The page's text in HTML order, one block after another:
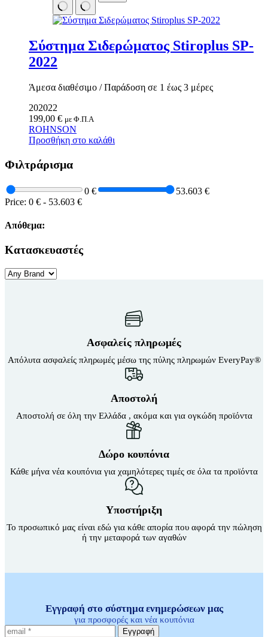
Κανάτες
Κούνιες Παιδικές
Κούπες
Μαξιλάρια Αιώρας
Μπουκάλια
Σκηνές 2-3 Ατόμων
Σκηνές Pop up
Υπνόσακοι
Υπόστεγο Αντιηλιακό
Χημικά Υγρά
Χημικές Τουαλέτες
Ψυγεία
Ψυγειοτσάντες
Γυαλάκια Πισίνας
Ζώνες Πλεύσης
Μάσκες
Μαχαίρια Κατάδυσης
Σανίδες Κολύμβησης
Σετ Μάσκα-Αναπνευστήρας
Σημαδούρα
Στολές Κατάδυσης
Υποδήματα Θαλάσσης
Υποδήματα Παράλιας
Ψαροτούφεκα
Είδη Ορειβασίας
Μπαστούνια
Στρατιωτικά Είδη
Επιγονατίδες
Φούμο
Σύστημα Σιδερώματος Stiroplus SP-
2022
Άμεσα διαθέσιμο / Παράδοση σε 1 έως 3 μέρες
202022
199,00 € με Φ.Π.Α
ROHNSON
Προσθήκη στο καλάθι
Φιλτράρισμα
0 €
53.603 €
Price: 0 € - 53.603 €
Απόθεμα:
Κατασκευαστές
Ασφαλείς πληρωμές
Απόλυτα ασφαλείς πληρωμές μέσω της πύλης πληρωμών EveryPay®
Αποστολή
Αποστολή σε όλη την Ελλάδα , ακόμα και για ογκώδη προϊόντα
Δώρο κουπόνια
Κάθε μήνα νέα κουπόνια για χαμηλότερες τιμές σε όλα τα προϊόντα
Υποστήριξη
Το προσωπικό μας είναι εδώ για κάθε απορία που αφορά την πώληση
ή την μεταφορά των αγαθών
Εγγραφή στο σύστημα ενημερώσεων μας
για προσφορές και νέα κουπόνια
Εγγραφή